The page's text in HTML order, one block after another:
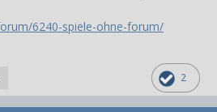
6240-spiele-ohne-forum/
2